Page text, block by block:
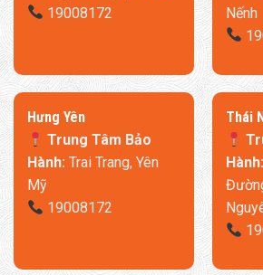
19008172
Nếnh
​Hưng Yên
Trung Tâm Bảo
Hành:Trai Trang, Yên
Mỹ
19008172
Thái
Hành: